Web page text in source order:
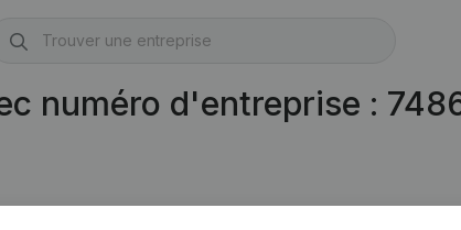
numéro d'entreprise :